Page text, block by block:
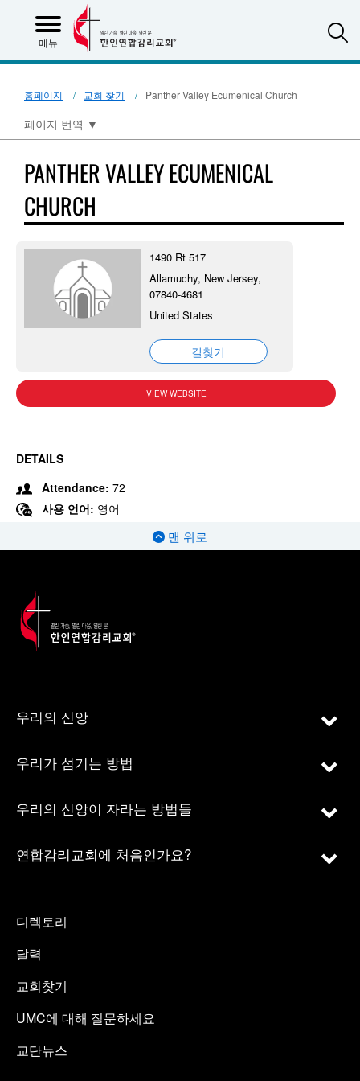
메뉴
홈페이지 교회 찾기 Panther Valley Ecumenical Church
페이지 번역 ▼
PANTHER VALLEY ECUMENICAL
CHURCH
1490 Rt 517
Allamuchy, New Jersey,
07840-4681
United States
길찾기
VIEW WEBSITE
DETAILS
Attendance: 72
사용 언어: 영어
맨 위로
우리의 신앙
우리가 섬기는 방법
우리의 신앙이 자라는 방법들
연합감리교회에 처음인가요?
디렉토리
달력
교회찾기
UMC에 대해 질문하세요
교단뉴스